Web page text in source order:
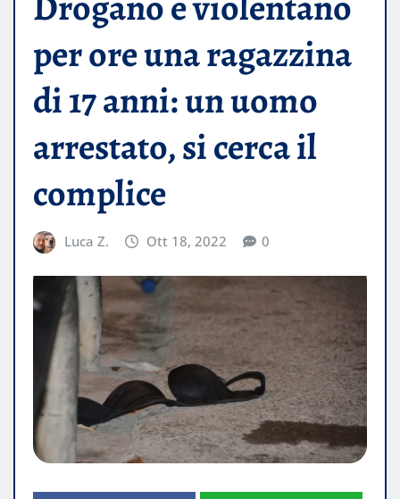
per ore una ragazzina
di 17 anni: un uomo
arrestato, si cerca il
complice
Luca Z. Ott 18, 2022 0